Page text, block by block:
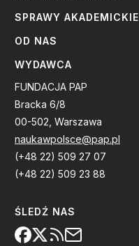
SPRAWY AKADEMICKIE
OD NAS
WYDAWCA
FUNDACJA PAP
Bracka 6/8
00-502, Warszawa
naukawpolsce@pap.pl
(+48 22) 509 27 07
(+48 22) 509 23 88
ŚLEDŹ NAS